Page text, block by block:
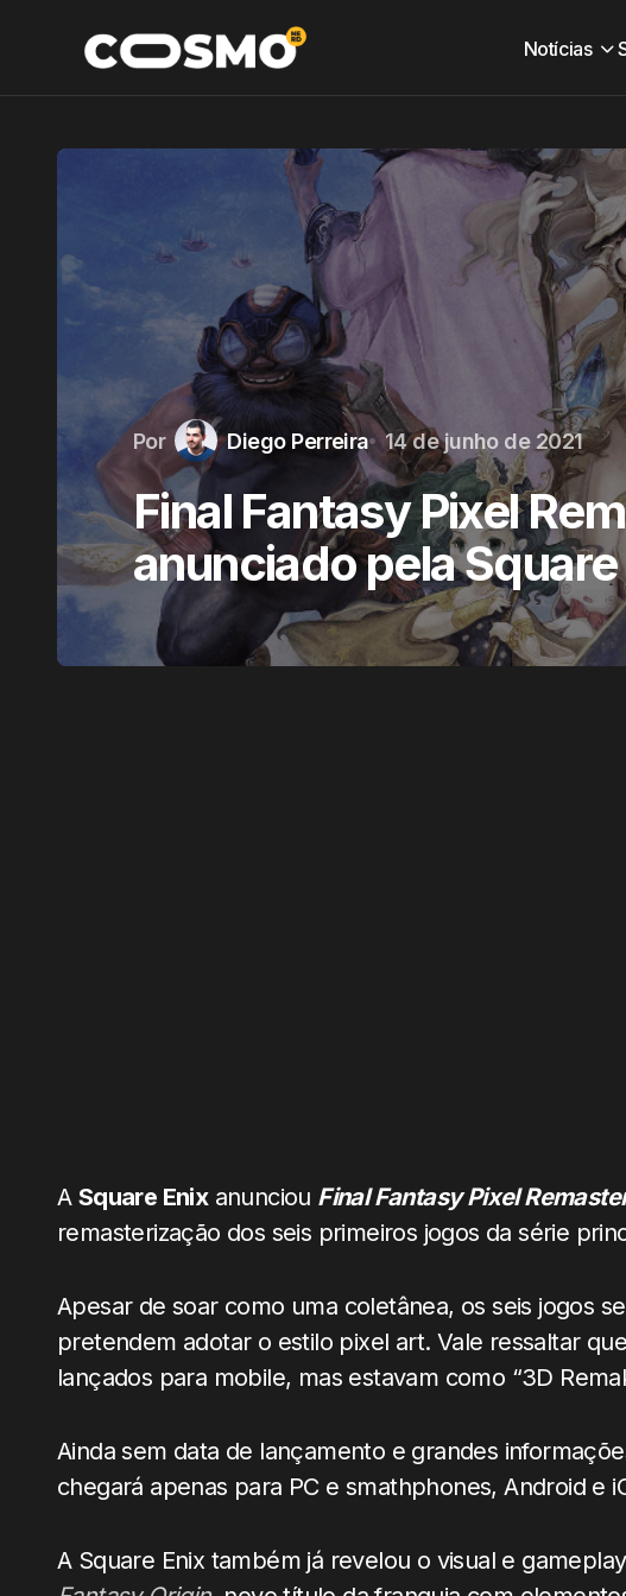
Notícias
Por Diego Perreira 14 de junho de 2021
Final Fantasy Pixel
anunciado pela Square
A Square Enixanunciou Final Fantasy Pixel
remasterização dos seis primeiros jogos da série
Apesar de soar como uma coletânea, os seis jogos
pretendem adotar o estilo pixel art. Vale ressaltar que
lançados para mobile, mas estavam como “3D
Ainda sem data de lançamento e grandes
chegará apenas para PC e smathphones, Android e
A Square Enix também já revelou o visual e